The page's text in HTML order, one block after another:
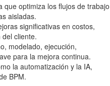
que optimiza los flujos de trabajo
aisladas.
significativas en costos,
cliente.
modelado, ejecución,
para la mejora continua.
la automatización y la IA,
BPM.